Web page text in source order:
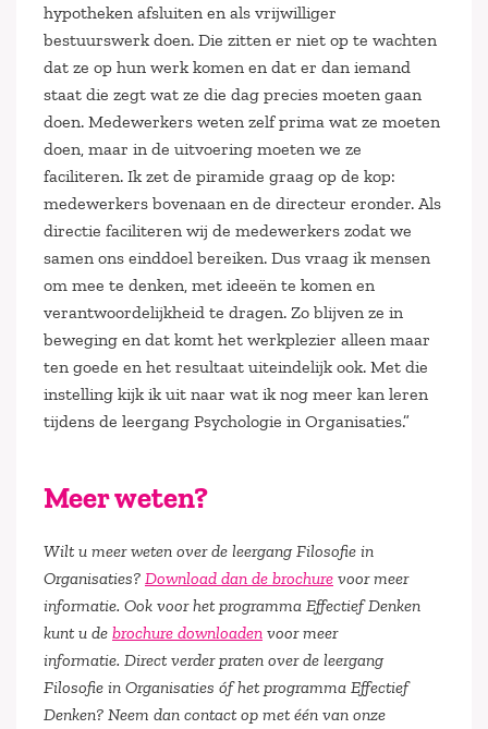
hypotheken afsluiten en als vrijwilliger
bestuurswerk doen. Die zitten er niet op te wachten
dat ze op hun werk komen en dat er dan iemand
staat die zegt wat ze die dag precies moeten gaan
doen. Medewerkers weten zelf prima wat ze moeten
doen, maar in de uitvoering moeten we ze
faciliteren. Ik zet de piramide graag op de kop:
medewerkers bovenaan en de directeur eronder. Als
directie faciliteren wij de medewerkers zodat we
samen ons einddoel bereiken. Dus vraag ik mensen
om mee te denken, met ideeën te komen en
verantwoordelijkheid te dragen. Zo blijven ze in
beweging en dat komt het werkplezier alleen maar
ten goede en het resultaat uiteindelijk ook. Met die
instelling kijk ik uit naar wat ik nog meer kan leren
tijdens de leergang Psychologie in Organisaties.”
Meer weten?
Wilt u meer weten over de leergang Filosofie in
Organisaties? Download dan de brochure voor meer
informatie. Ook voor het programma Effectief Denken
kunt u de brochure downloaden voor meer
informatie. Direct verder praten over de leergang
Filosofie in Organisaties óf het programma Effectief
Denken? Neem dan contact op met één van onze